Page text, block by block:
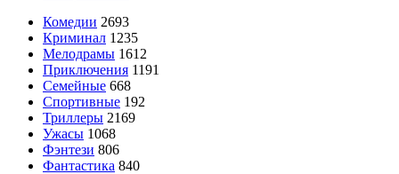
Комедии 2693
Криминал 1235
Мелодрамы 1612
Приключения 1191
Семейные 668
Спортивные 192
Триллеры 2169
Ужасы 1068
Фэнтези 806
Фантастика 840